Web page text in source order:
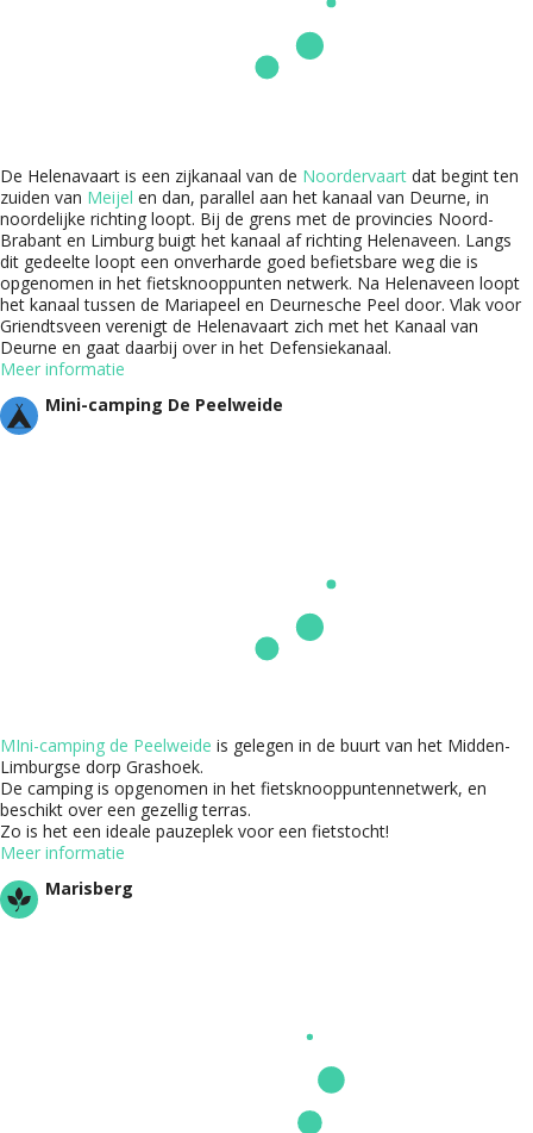
De Helenavaart is een zijkanaal van de Noordervaart dat begint ten
zuiden van Meijel en dan, parallel aan het kanaal van Deurne, in
noordelijke richting loopt. Bij de grens met de provincies Noord-
Brabant en Limburg buigt het kanaal af richting Helenaveen. Langs
dit gedeelte loopt een onverharde goed befietsbare weg die is
opgenomen in het fietsknooppunten netwerk. Na Helenaveen loopt
het kanaal tussen de Mariapeel en Deurnesche Peel door. Vlak voor
Griendtsveen verenigt de Helenavaart zich met het Kanaal van
Deurne en gaat daarbij over in het Defensiekanaal.
Meer informatie
Mini-camping De Peelweide
MIni-camping de Peelweide is gelegen in de buurt van het Midden-
Limburgse dorp Grashoek.
De camping is opgenomen in het fietsknooppuntennetwerk, en
beschikt over een gezellig terras.
Zo is het een ideale pauzeplek voor een fietstocht!
Meer informatie
Marisberg